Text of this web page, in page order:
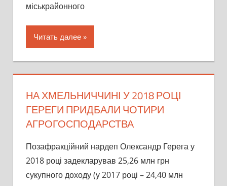
міськрайонного
Читать далее
НА ХМЕЛЬНИЧЧИНІ У 2018 РОЦІ
ГЕРЕГИ ПРИДБАЛИ ЧОТИРИ
АГРОГОСПОДАРСТВА
Позафракційний нардеп Олександр Герега у
2018 році задекларував 25,26 млн грн
сукупного доходу (у 2017 році – 24,40 млн